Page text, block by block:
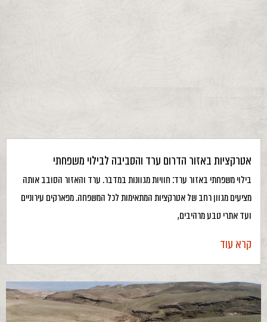
אטרקציות באזור הדרום ערד והסביבה לבילוי משפחתי
בילוי משפחתי באזור ערד: חוויות מגוונות במדבר. ערד והאזור הסובב אותה
מציעים מגוון רחב של אטרקציות המתאימות לכל המשפחה. מפארקים עירוניים
ועד אתרי טבע מרהיבים,
קרא עוד